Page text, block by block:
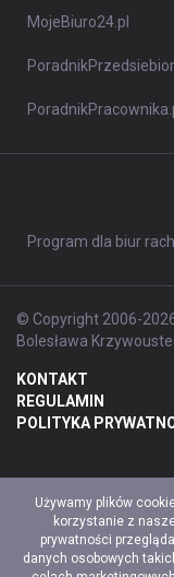
MojeBiuro24.pl
Program dla biur
© Copyright 2006-
Bolesława
KONTAKT
REGULAMIN
POLITYKA
Używamy plików
korzystanie z
prywatności
danych osobowych